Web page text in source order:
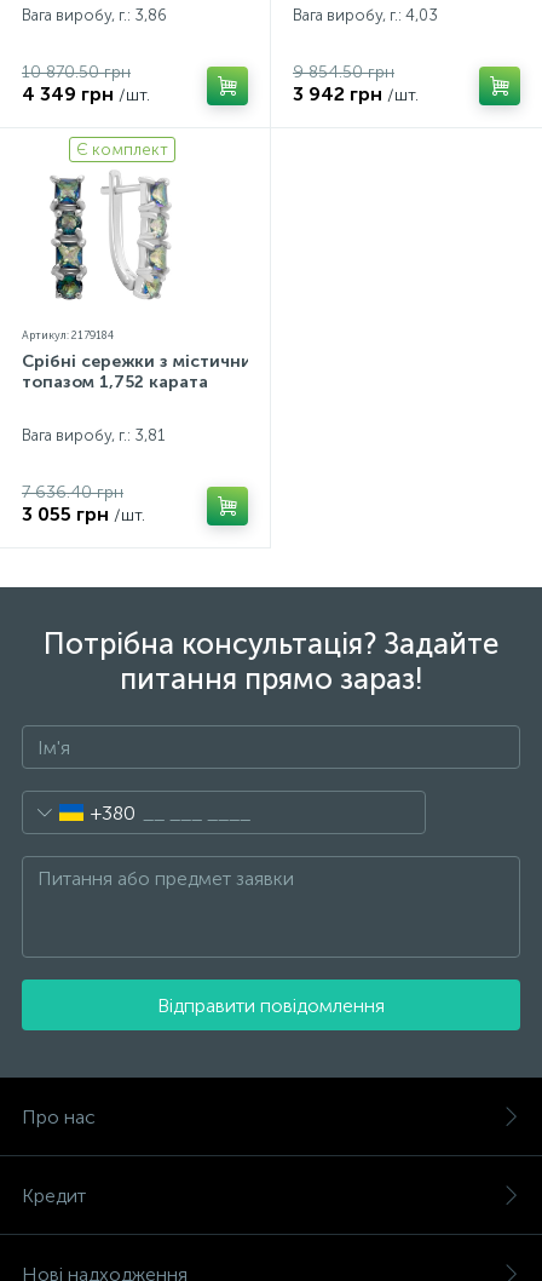
Вага виробу, г.: 3,86
10 870.50 грн
4 349 грн /шт.
Вага виробу, г.: 4,03
9 854.50 грн
3 942 грн /шт.
Є комплект
Артикул: 2179184
Срібні сережки з містичним
топазом 1,752 карата
Вага виробу, г.: 3,81
7 636.40 грн
3 055 грн /шт.
Потрібна консультація? Задайте
питання прямо зараз!
+380
Відправити повідомлення
Про нас
Кредит
Нові надходження